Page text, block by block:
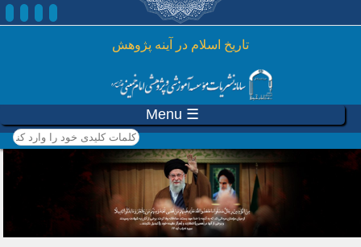
رفتن به محتوای اصلی
تاريخ اسلام در آينه پژوهش
☰ Menu
کلمات کلیدی خود را وارد
کنید